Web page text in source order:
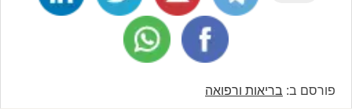
פורסם ב: בריאות ורפואה